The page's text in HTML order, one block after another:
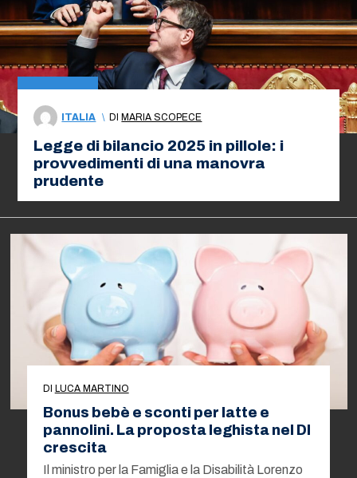
ITALIA \ DI MARIA SCOPECE
Legge di bilancio 2025 in pillole: i
provvedimenti di una manovra
prudente
DI LUCA MARTINO
Bonus bebè e sconti per latte e
pannolini. La proposta leghista nel Dl
crescita
Il ministro per la Famiglia e la Disabilità Lorenzo